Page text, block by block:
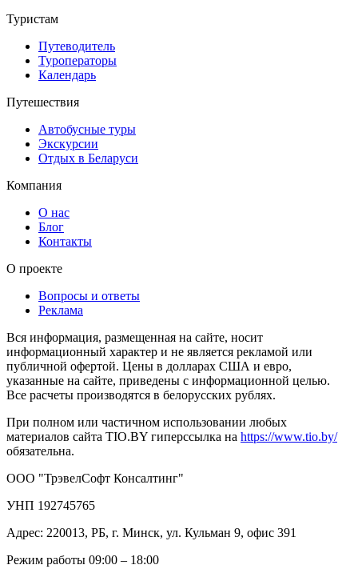
Туристам
Путеводитель
Туроператоры
Календарь
Путешествия
Автобусные туры
Экскурсии
Отдых в Беларуси
Компания
О нас
Блог
Контакты
О проекте
Вопросы и ответы
Реклама
Вся информация, размещенная на сайте, носит
информационный характер и не является рекламой или
публичной офертой. Цены в долларах США и евро,
указанные на сайте, приведены с информационной целью.
Все расчеты производятся в белорусских рублях.
При полном или частичном использовании любых
материалов сайта TIO.BY гиперссылка на https://www.tio.by/
обязательна.
ООО "ТрэвелСофт Консалтинг"
УНП 192745765
Адрес: 220013, РБ, г. Минск, ул. Кульман 9, офис 391
Режим работы 09:00 – 18:00